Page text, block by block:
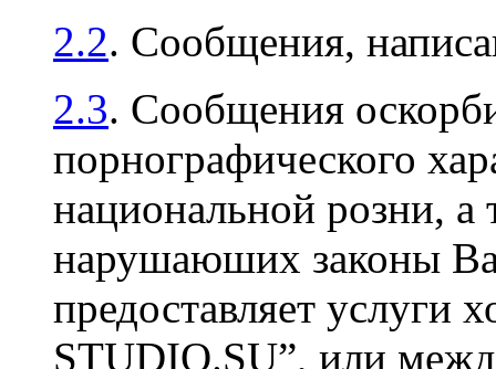
2.2. Сообщения,
2.3. Сообщения
порнографического
национальной розни, а
нарушаюших законы
предоставляет услуги
STUDIO.SU”, или